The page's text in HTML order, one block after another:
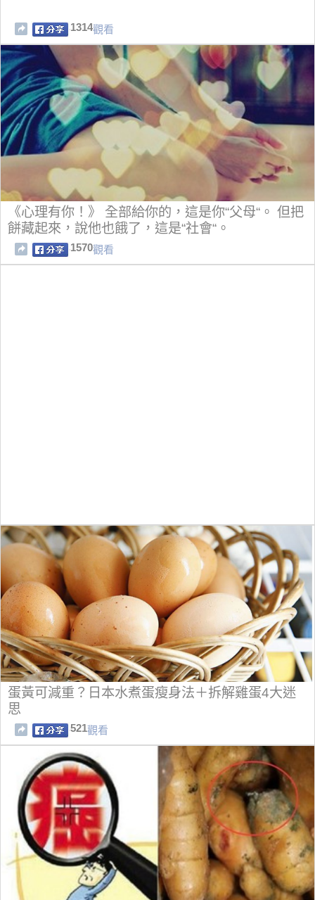
1314觀看
《心理有你！》 全部給你的，這是你“父母“。 但把
餅藏起來，說他也餓了，這是“社會“。
1570觀看
蛋黃可減重？日本水煮蛋瘦身法＋拆解雞蛋4大迷
思
521觀看